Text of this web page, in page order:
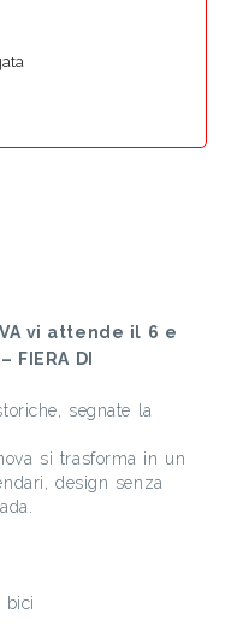
vi attende il 6 e
FIERA DI
segnate la
si trasforma in un
design senza
bici